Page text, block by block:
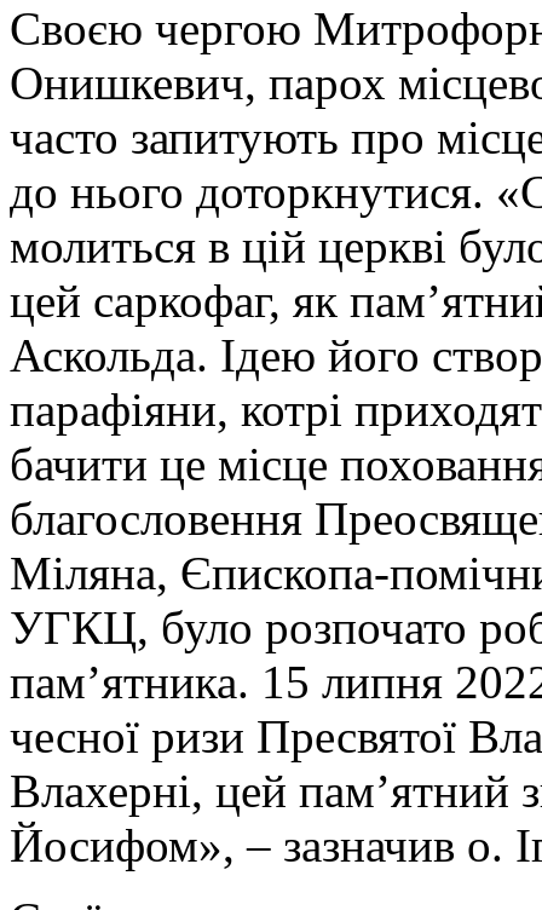
Своєю чергою
Онишкевич, парох
часто запитують про
до нього доторкнутися.
молиться в цій церкві
цей саркофаг, як
Аскольда. Ідею його
парафіяни, котрі
бачити це місце
благословення
Міляна, Єпископа-
УГКЦ, було розпочато
пам’ятника. 15 липня
чесної ризи Пресвятої
Влахерні, цей пам’ятний
Йосифом», – зазначив о.